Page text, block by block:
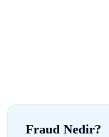
Fraud Nedir?